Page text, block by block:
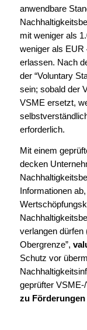
anwendbare
mit weniger als
weniger als EUR
erlassen. Nach
der “Voluntary
sein; sobald der
VSME ersetzt,
erforderlich.
Mit einem
decken
Informationen
verlangen dürfen
Obergrenze”,
Schutz vor
geprüfterVSME-/
zu